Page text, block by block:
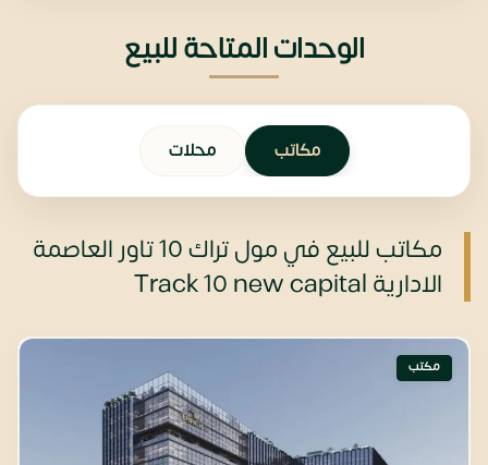
الوحدات المتاحة للبيع
مكاتب محلات
مكاتب للبيع في مول تراك 10 تاور العاصمة
الادارية Track 10 new capital
مكتب